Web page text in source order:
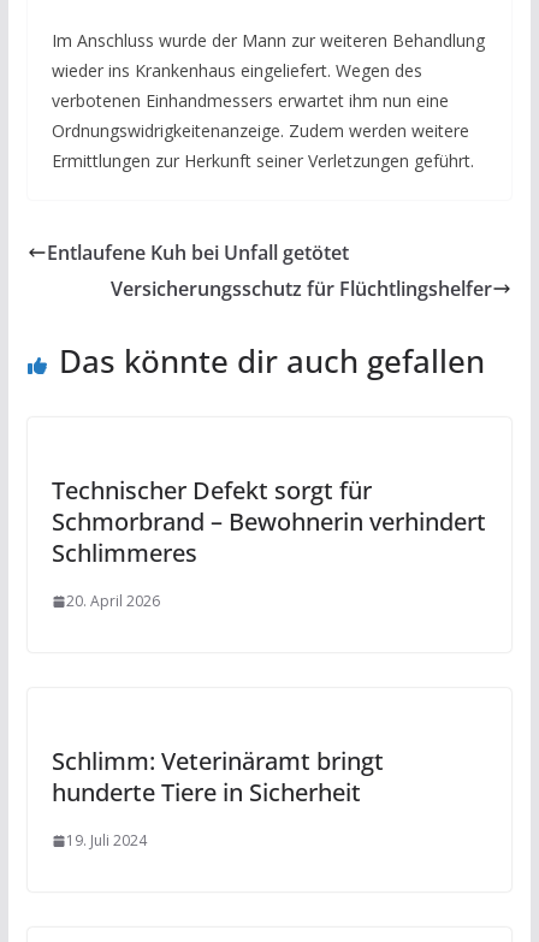
Im Anschluss wurde der Mann zur weiteren Behandlung
wieder ins Krankenhaus eingeliefert. Wegen des
verbotenen Einhandmessers erwartet ihm nun eine
Ordnungswidrigkeitenanzeige. Zudem werden weitere
Ermittlungen zur Herkunft seiner Verletzungen geführt.
Entlaufene Kuh bei Unfall getötet
Versicherungsschutz für Flüchtlingshelfer
Das könnte dir auch gefallen
Technischer Defekt sorgt für
Schmorbrand – Bewohnerin verhindert
Schlimmeres
20. April 2026
Schlimm: Veterinäramt bringt
hunderte Tiere in Sicherheit
19. Juli 2024